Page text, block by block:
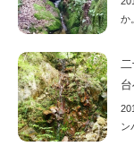
か
ン